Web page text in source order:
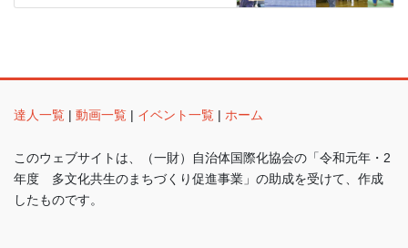
達人一覧 | 動画一覧 | イベント一覧 | ホーム
このウェブサイトは、（一財）自治体国際化協会の「令和元年・2
年度 多文化共生のまちづくり促進事業」の助成を受けて、作成
したものです。